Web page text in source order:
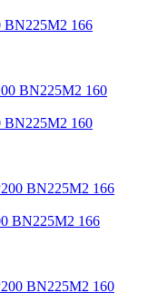
BN225M2 166
BN225M2 160
BN225M2 166